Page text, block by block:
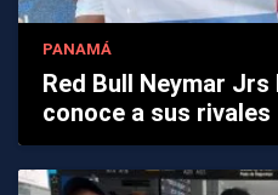
PANAMÁ
Red Bull Neymar Jrs
conoce a sus rivales